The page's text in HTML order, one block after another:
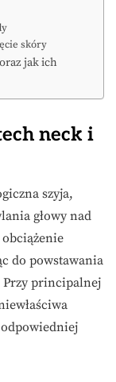
skóry
jak ich
neck i
szyja,
głowy nad
do powstawania
Przy principalnej